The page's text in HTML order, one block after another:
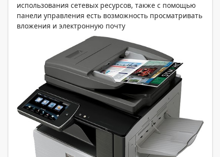
использования сетевых ресурсов, также с помощью
панели управления есть возможность просматривать
вложения и электронную почту